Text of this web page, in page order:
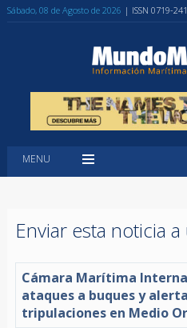
Sábado, 08 de Agosto de 2026 | ISSN 0719-
MENU
Enviar esta noticia
Cámara Marítima
ataques a buques y
tripulaciones en Medio